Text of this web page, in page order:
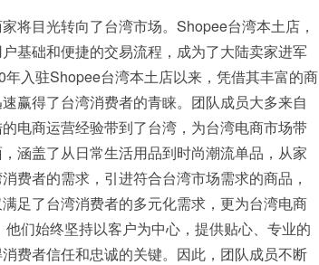
将目光转向了台湾市场。Shopee台湾本土店，
基础和便捷的交易流程，成为了大陆卖家进军
入驻Shopee台湾本土店以来，凭借其丰富的商
赢得了台湾消费者的青睐。团队成员大多来自
电商运营经验带到了台湾，为台湾电商市场带
涵盖了从日常生活用品到时尚潮流单品，从家
费者的需求，引进符合台湾市场需求的商品，
足了台湾消费者的多元化需求，更为台湾电商
们始终坚持以客户为中心，提供贴心、专业的
费者信任和忠诚的关键。因此，团队成员不断